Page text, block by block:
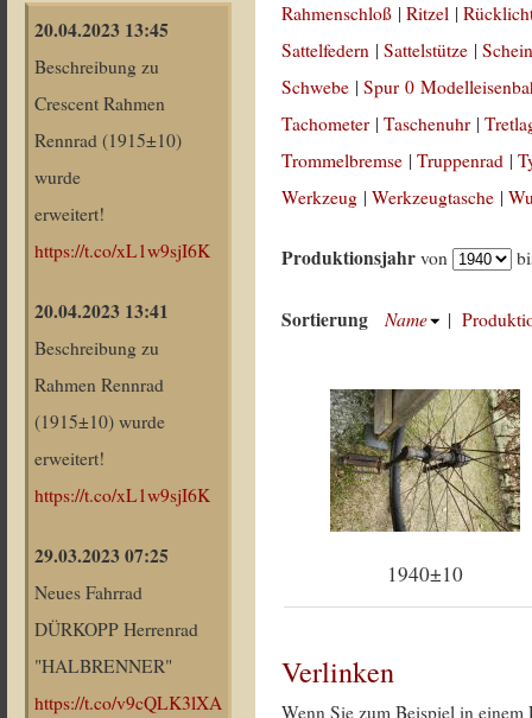
20.04.2023 13:45
Beschreibung zu
Crescent Rahmen
Rennrad (1915±10)
wurde
erweitert!
https://t.co/xL1w9sjI6K
20.04.2023 13:41
Beschreibung zu
Rahmen Rennrad
(1915±10) wurde
erweitert!
https://t.co/xL1w9sjI6K
29.03.2023 07:25
Neues Fahrrad
DÜRKOPP Herrenrad
"HALBRENNER"
https://t.co/v9cQLK3lXA
Rahmenschloß |Ritzel |
Sattelfedern |Sattelstütze |
Schwebe |Spur 0
Tachometer |Taschenuhr |
Trommelbremse |Truppenrad |
Werkzeug |Werkzeugtasche |
Produktionsjahr von
Sortierung Name |
1940±10
Verlinken
Wenn Sie zum Beispiel in